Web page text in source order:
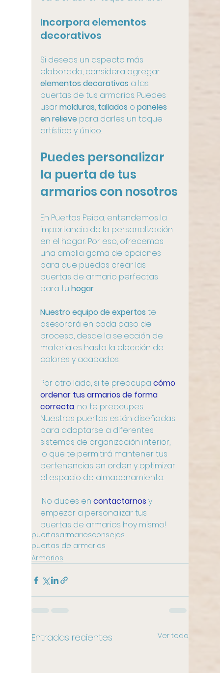
Incorpora elementos
decorativos
Si deseas un aspecto más
elaborado, considera agregar
elementos decorativos a las
puertas de tus armarios. Puedes
usar molduras, tallados o paneles
en relieve para darles un toque
artístico y único.
Puedes personalizar
la puerta de tus
armarios con nosotros
En Puertas Peiba, entendemos la
importancia de la personalización
en el hogar. Por eso, ofrecemos
una amplia gama de opciones
para que puedas crear las
puertas de armario perfectas
para tu hogar.
Nuestro equipo de expertos te
asesorará en cada paso del
proceso, desde la selección de
materiales hasta la elección de
colores y acabados.
Por otro lado, si te preocupa cómo
ordenar tus armarios de forma
correcta, no te preocupes.
Nuestras puertas están diseñadas
para adaptarse a diferentes
sistemas de organización interior,
lo que te permitirá mantener tus
pertenencias en orden y optimizar
el espacio de almacenamiento.
¡No dudes en contactarnos y
empezar a personalizar tus
puertas de armarios hoy mismo!
puertasarmariosconsejos
puertas de armarios
Armarios
Entradas recientes Ver todo